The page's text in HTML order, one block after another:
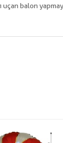
uçan balon